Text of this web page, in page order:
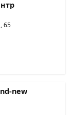
65
new